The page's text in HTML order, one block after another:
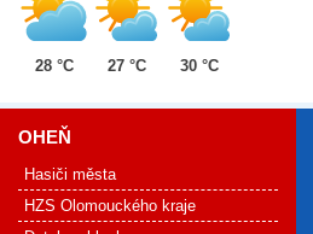
28 °C 27 °C 30 °C
OHEŇ
Hasiči města
HZS Olomouckého kraje